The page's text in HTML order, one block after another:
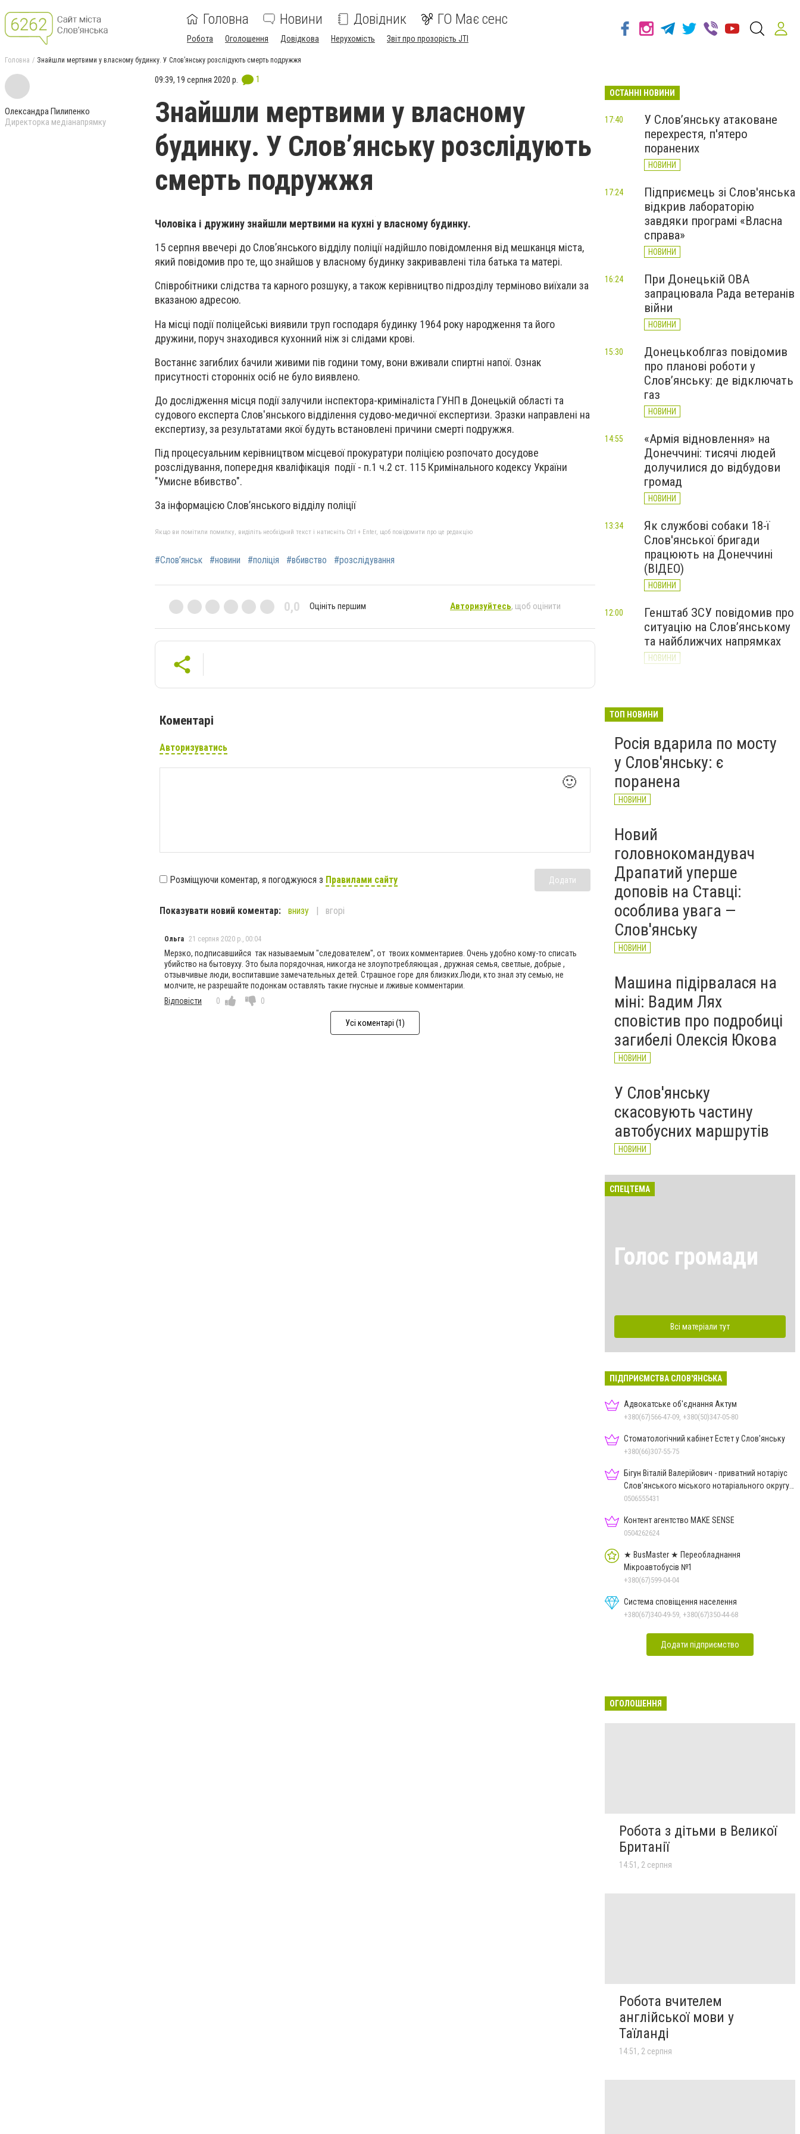
Головна Новини Довідник ГО Має сенс
Робота Оголошення Довідкова Нерухомість Звіт про прозорість JTI
Головна Знайшли мертвими у власному будинку. У Слов’янську розслідують смерть подружжя
Олександра Пилипенко
Директорка медіанапрямку
09:39, 19 серпня 2020 р. 1
Знайшли мертвими у власному
будинку. У Слов’янську розслідують
смерть подружжя
Чоловіка і дружину знайшли мертвими на кухні у власному будинку.
15 серпня ввечері до Слов’янського відділу поліції надійшло повідомлення від мешканця міста,
який повідомив про те, що знайшов у власному будинку закривавлені тіла батька та матері.
Співробітники слідства та карного розшуку, а також керівництво підрозділу терміново виїхали за
вказаною адресою.
На місці події поліцейські виявили труп господаря будинку 1964 року народження та його
дружини, поруч знаходився кухонний ніж зі слідами крові.
Востаннє загиблих бачили живими пів години тому, вони вживали спиртні напої. Ознак
присутності сторонніх осіб не було виявлено.
До дослідження місця події залучили інспектора-криміналіста ГУНП в Донецькій області та
судового експерта Слов'янського відділення судово-медичної експертизи. Зразки направлені на
експертизу, за результатами якої будуть встановлені причини смерті подружжя.
Під процесуальним керівництвом місцевої прокуратури поліцією розпочато досудове
розслідування, попередня кваліфікація події - п.1 ч.2 ст. 115 Кримінального кодексу України
"Умисне вбивство".
За інформацією Слов’янського відділу поліції
Якщо ви помітили помилку, виділіть необхідний текст і натисніть Ctrl + Enter, щоб повідомити про це редакцію
#Слов’янськ #новини #поліція #вбивство #розслідування
0,0 Оцініть першим Авторизуйтесь, щоб оцінити
Коментарі
Авторизуватись
🙂
Розміщуючи коментар, я погоджуюся з Правилами сайту Додати
Показувати новий коментар: внизу вгорі
Ольга 21 серпня 2020 р., 00:04
Мерзко, подписавшийся так называемым "следователем", от твоих комментариев. Очень удобно кому-то списать
убийство на бытовуху. Это была порядочная, никогда не злоупотребляющая , дружная семья, светлые, добрые ,
отзывчивые люди, воспитавшие замечательных детей. Страшное горе для близких.Люди, кто знал эту семью, не
молчите, не разрешайте подонкам оставлять такие гнусные и лживые комментарии.
Відповісти
0 0
Усі коментарі (1)
ОСТАННІ НОВИНИ
У Слов’янську атаковане
перехрестя, п'ятеро
поранених
НОВИНИ
17:40
Підприємець зі Слов'янська
відкрив лабораторію
завдяки програмі «Власна
справа»
НОВИНИ
17:24
При Донецькій ОВА
запрацювала Рада ветеранів
війни
НОВИНИ
16:24
Донецькоблгаз повідомив
про планові роботи у
Слов’янську: де відключать
газ
НОВИНИ
15:30
«Армія відновлення» на
Донеччині: тисячі людей
долучилися до відбудови
громад
НОВИНИ
14:55
Як службові собаки 18-ї
Слов'янської бригади
працюють на Донеччині
(ВІДЕО)
НОВИНИ
13:34
Генштаб ЗСУ повідомив про
ситуацію на Слов’янському
та найближчих напрямках
НОВИНИ
12:00
великої війни: 7 серпня
ТОП НОВИНИ
Росія вдарила по мосту
у Слов'янську: є
поранена
НОВИНИ
Новий
головнокомандувач
Драпатий уперше
доповів на Ставці:
особлива увага —
Слов'янську
НОВИНИ
Машина підірвалася на
міні: Вадим Лях
сповістив про подробиці
загибелі Олексія Юкова
НОВИНИ
У Слов'янську
скасовують частину
автобусних маршрутів
НОВИНИ
СПЕЦТЕМА
Голос громади
Всі матеріали тут
ПІДПРИЄМСТВА СЛОВ'ЯНСЬКА
Адвокатське об'єднання Актум
+380(67)566-47-09, +380(50)347-05-80
Стоматологічний кабінет Естет у Слов'янську
+380(66)307-55-75
Бігун Віталій Валерійович - приватний нотаріус
Слов'янського міського нотаріального округу
Дон.обл.
0506555431
Контент агентство MAKE SENSE
0504262624
★ BusMaster ★ Переобладнання
Мікроавтобусів №1
+380(67)599-04-04
Система сповіщення населення
+380(67)340-49-59, +380(67)350-44-68
Додати підприємство
ОГОЛОШЕННЯ
Робота з дітьми в Великої
Британії
14:51, 2 серпня
Робота вчителем
англійської мови у
Таїланді
14:51, 2 серпня